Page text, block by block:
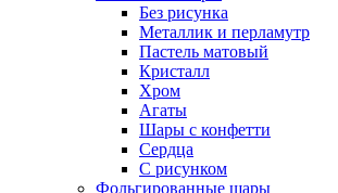
Без рисунка
Металлик и перламутр
Пастель матовый
Кристалл
Хром
Агаты
Шары с конфетти
Сердца
С рисунком
Фольгированные шары